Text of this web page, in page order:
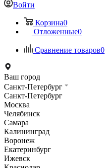
Войти
Корзина0
Отложенные0
Сравнение товаров0
Ваш город
Санкт-Петербург
Санкт-Петербург
Москва
Челябинск
Самара
Калининград
Воронеж
Екатеринбург
Ижевск